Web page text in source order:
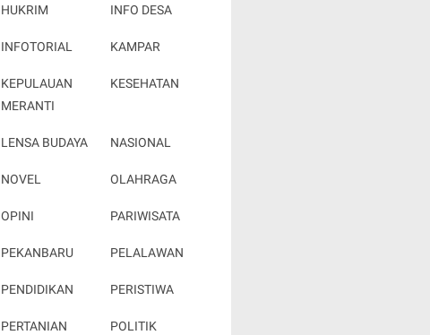
HUKRIM INFO DESA
INFOTORIAL KAMPAR
KEPULAUAN
MERANTI
KESEHATAN
LENSA BUDAYA NASIONAL
NOVEL OLAHRAGA
OPINI PARIWISATA
PEKANBARU PELALAWAN
PENDIDIKAN PERISTIWA
PERTANIAN POLITIK